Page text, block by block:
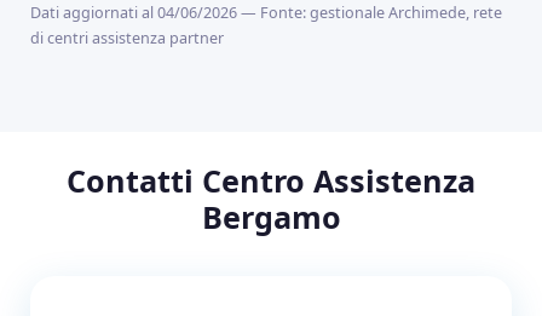
Dati aggiornati al 04/06/2026 — Fonte: gestionale Archimede, rete
di centri assistenza partner
Contatti Centro Assistenza
Bergamo